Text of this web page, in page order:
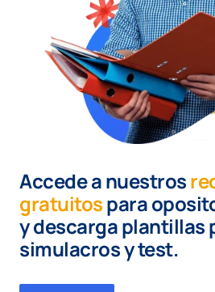
Accede a nuestros
gratuitospara
ydescarga plantillas
simulacros y test.